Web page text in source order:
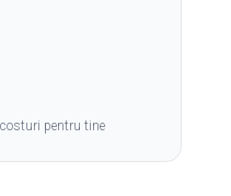
pentru tine